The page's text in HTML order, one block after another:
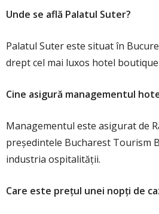
Unde se află Palatul Suter?
Palatul Suter este situat în
drept cel mai luxos hotel
Cine asigură managementul
Managementul este asigurat de
președintele Bucharest Tourism
industria ospitalității.
Care este prețul unei nopți de